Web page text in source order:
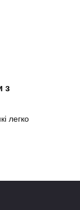
з
легко